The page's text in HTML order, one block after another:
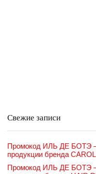
Свежие записи
Промокод ИЛЬ ДЕ БОТЭ
продукции бренда
Промокод ИЛЬ ДЕ БОТЭ